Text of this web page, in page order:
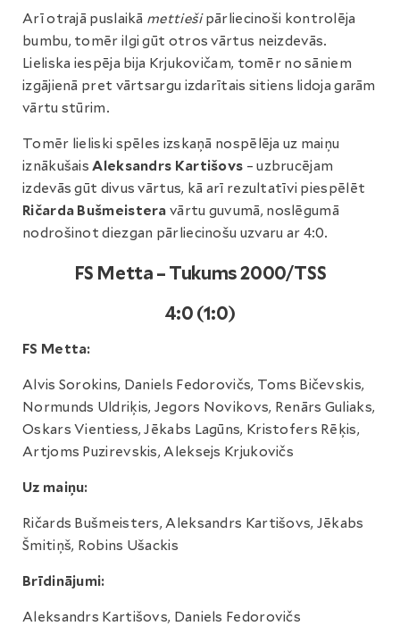
Arī otrajā puslaikā mettiešipārliecinoši kontrolēja
bumbu, tomēr ilgi gūt otros vārtus neizdevās.
Lieliska iespēja bija Krjukovičam, tomēr no sāniem
izgājienā pret vārtsargu izdarītais sitiens lidoja garām
vārtu stūrim.
Tomēr lieliski spēles izskaņā nospēlēja uz maiņu
iznākušaisAleksandrs Kartišovs – uzbrucējam
izdevās gūt divus vārtus, kā arī rezultatīvi piespēlēt
Ričarda Bušmeistera vārtu guvumā, noslēgumā
nodrošinot diezgan pārliecinošu uzvaru ar 4:0.
FS Metta – Tukums 2000/TSS
4:0 (1:0)
FS Metta:
Alvis Sorokins, Daniels Fedorovičs, Toms Bičevskis,
Normunds Uldriķis, Jegors Novikovs, Renārs Guliaks,
Oskars Vientiess, Jēkabs Lagūns, Kristofers Rēķis,
Artjoms Puzirevskis, Aleksejs Krjukovičs
Uz maiņu:
Ričards Bušmeisters, Aleksandrs Kartišovs, Jēkabs
Šmitiņš, Robins Ušackis
Brīdinājumi:
Aleksandrs Kartišovs, Daniels Fedorovičs